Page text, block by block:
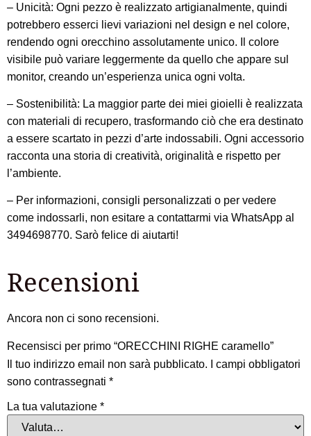
– Unicità: Ogni pezzo è realizzato artigianalmente, quindi
potrebbero esserci lievi variazioni nel design e nel colore,
rendendo ogni orecchino assolutamente unico. Il colore
visibile può variare leggermente da quello che appare sul
monitor, creando un’esperienza unica ogni volta.
– Sostenibilità: La maggior parte dei miei gioielli è realizzata
con materiali di recupero, trasformando ciò che era destinato
a essere scartato in pezzi d’arte indossabili. Ogni accessorio
racconta una storia di creatività, originalità e rispetto per
l’ambiente.
– Per informazioni, consigli personalizzati o per vedere
come indossarli, non esitare a contattarmi via WhatsApp al
3494698770. Sarò felice di aiutarti!
Recensioni
Ancora non ci sono recensioni.
Recensisci per primo “ORECCHINI RIGHE caramello”
Il tuo indirizzo email non sarà pubblicato.
I campi obbligatori
sono contrassegnati *
La tua valutazione *